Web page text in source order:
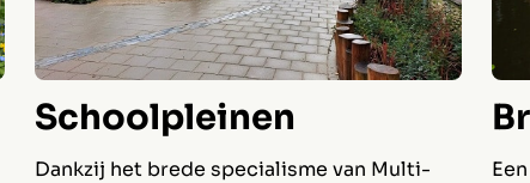
Schoolpleinen
Dankzij het brede specialisme van Multi-